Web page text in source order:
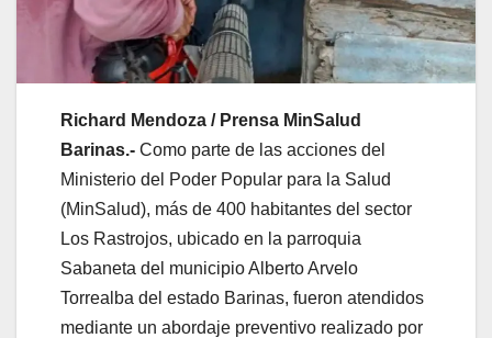
Richard Mendoza / Prensa MinSalud
Barinas.- Como parte de las acciones del
Ministerio del Poder Popular para la Salud
(MinSalud), más de 400 habitantes del sector
Los Rastrojos, ubicado en la parroquia
Sabaneta del municipio Alberto Arvelo
Torrealba del estado Barinas, fueron atendidos
mediante un abordaje preventivo realizado por